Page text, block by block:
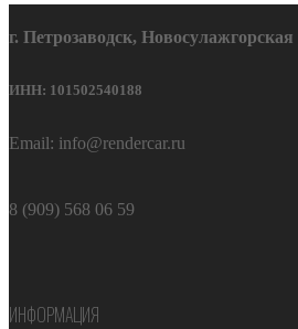
г. Петрозаводск,
ИНН: 101502540188
Email: info@rendercar.ru
8 (909) 568 06 59
ИНФОРМАЦИЯ